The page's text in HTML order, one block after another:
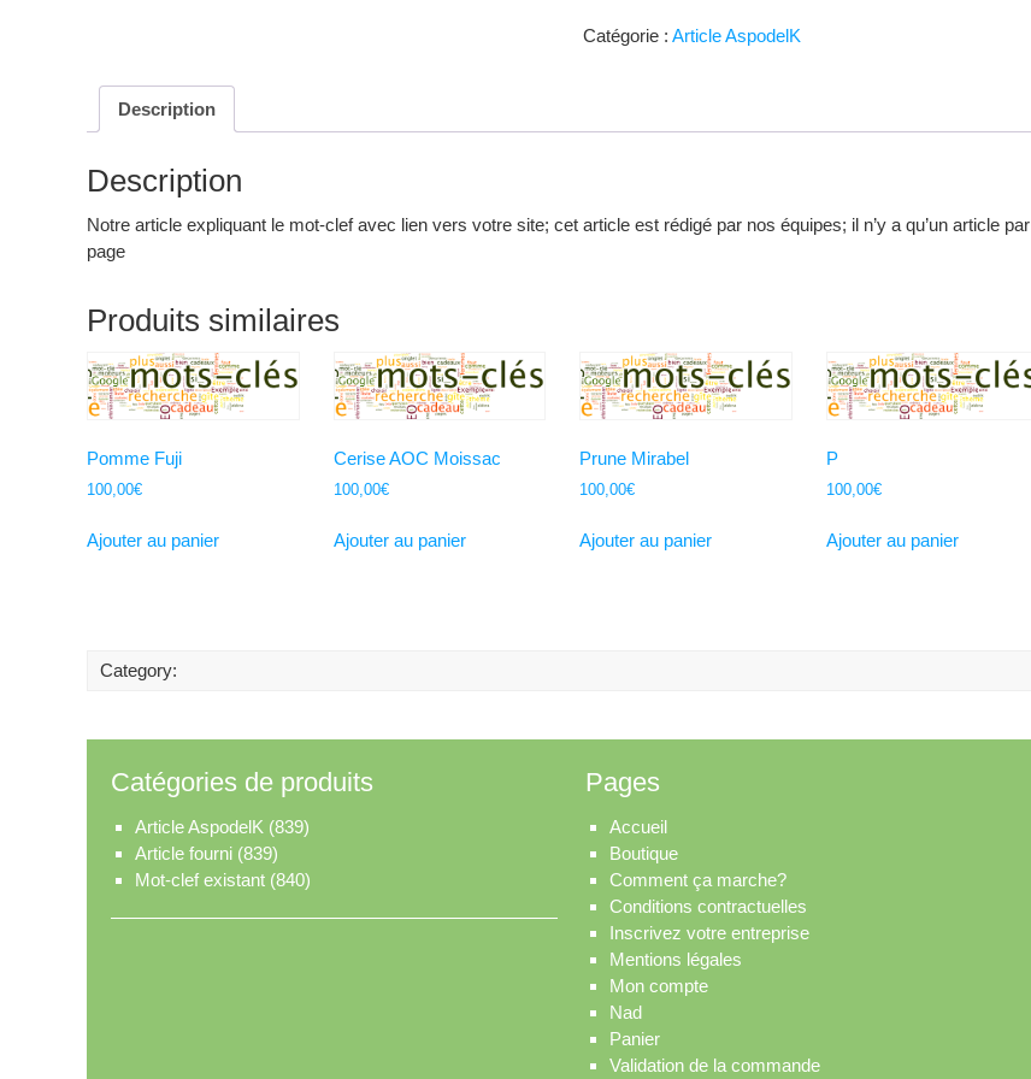
Catégorie : Article AspodelK
Description
Description
Notre article expliquant le mot-clef avec lien vers votre site; cet article est rédigé par nos équipes; il n’y a qu’un article par
page
Produits similaires
Pomme Fuji
100,00€
Ajouter au panier
Cerise AOC Moissac
100,00€
Ajouter au panier
Prune Mirabel
100,00€
Ajouter au panier
P
100,00€
Ajouter au panier
Category:
Catégories de produits
Article AspodelK (839)
Article fourni (839)
Mot-clef existant (840)
Pages
Accueil
Boutique
Comment ça marche?
Conditions contractuelles
Inscrivez votre entreprise
Mentions légales
Mon compte
Nad
Panier
Validation de la commande